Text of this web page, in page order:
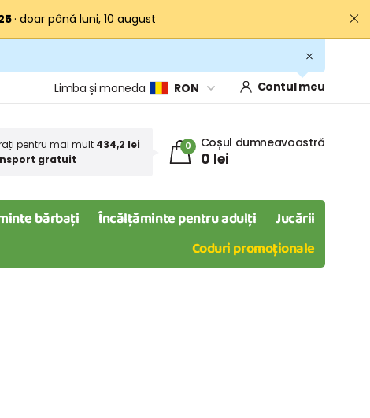
· doar până luni, 10 august
Limba și moneda RON Contul meu
pentru mai mult 434,2 lei
gratuit
0 Coșul dumneavoastră
0 lei
bărbați Încălțăminte pentru adulți
Jucării
Coduri promoționale